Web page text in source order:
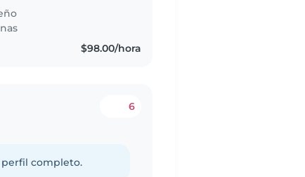
$98.00/hora
6
perfil completo.